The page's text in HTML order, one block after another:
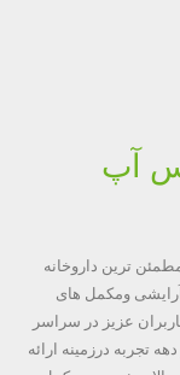
ترین داروخانه
ومکمل های
عزیز در سراسر
تجربه درزمینه ارائه